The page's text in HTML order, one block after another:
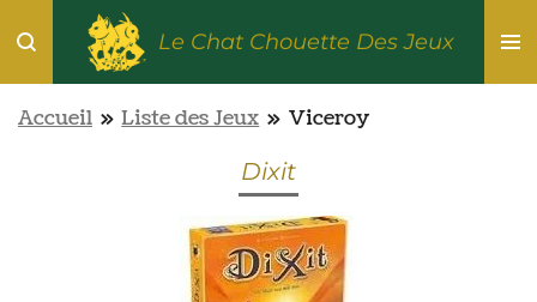
Passer
contenu
principal
Le Chat Chouette Des Jeux
Accueil » Liste des Jeux » Viceroy
Dixit